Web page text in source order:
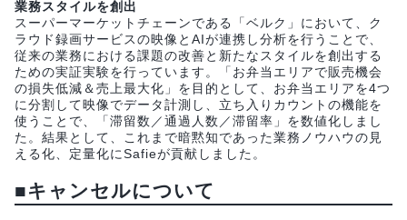
業務スタイルを創出
スーパーマーケットチェーンである「ベルク」において、ク
ラウド録画サービスの映像とAIが連携し分析を行うことで、
従来の業務における課題の改善と新たなスタイルを創出する
ための実証実験を行っています。「お弁当エリアで販売機会
の損失低減＆売上最大化」を目的として、お弁当エリアを4つ
に分割して映像でデータ計測し、立ち入りカウントの機能を
使うことで、「滞留数／通過人数／滞留率」を数値化しまし
た。結果として、これまで暗黙知であった業務ノウハウの見
える化、定量化にSafieが貢献しました。
■キャンセルについて